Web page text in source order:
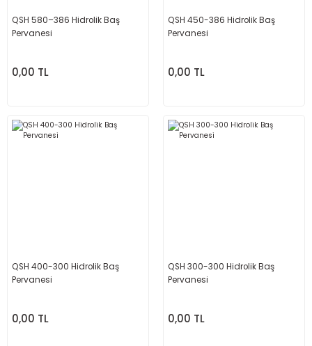
QSH 580–386 Hidrolik Baş
Pervanesi
0,00 TL
QSH 450-386 Hidrolik Baş
Pervanesi
0,00 TL
QSH 400-300 Hidrolik Baş
Pervanesi
0,00 TL
QSH 300-300 Hidrolik Baş
Pervanesi
0,00 TL